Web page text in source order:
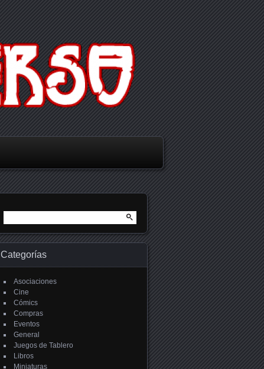
Categorías
Asociaciones
Cine
Cómics
Compras
Eventos
General
Juegos de Tablero
Libros
Miniaturas